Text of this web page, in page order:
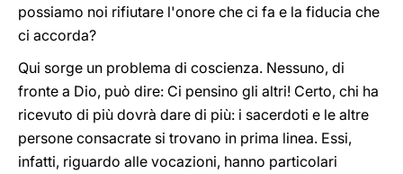
possiamo noi rifiutare l'onore che ci fa e la fiducia che
ci accorda?
Qui sorge un problema di coscienza. Nessuno, di
fronte a Dio, può dire: Ci pensino gli altri! Certo, chi ha
ricevuto di più dovrà dare di più: i sacerdoti e le altre
persone consacrate si trovano in prima linea. Essi,
infatti, riguardo alle vocazioni, hanno particolari